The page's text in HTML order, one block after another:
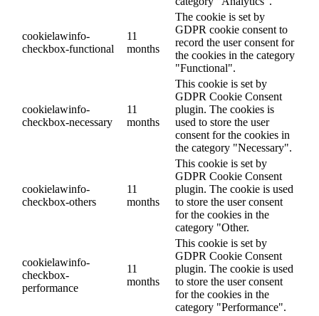
cookielawinfo-
checkbox-functional
11
months
The cookie is set by
GDPR cookie consent to
record the user consent for
the cookies in the category
"Functional".
cookielawinfo-
checkbox-necessary
11
months
This cookie is set by
GDPR Cookie Consent
plugin. The cookies is
used to store the user
consent for the cookies in
the category "Necessary".
cookielawinfo-
checkbox-others
11
months
This cookie is set by
GDPR Cookie Consent
plugin. The cookie is used
to store the user consent
for the cookies in the
category "Other.
cookielawinfo-
checkbox-
performance
11
months
This cookie is set by
GDPR Cookie Consent
plugin. The cookie is used
to store the user consent
for the cookies in the
category "Performance".